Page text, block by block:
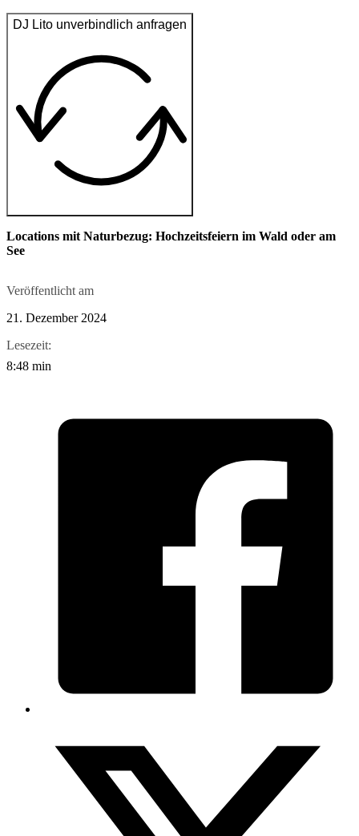
DJ Lito unverbindlich anfragen
Locations mit Naturbezug: Hochzeitsfeiern im Wald oder am
See
Veröffentlicht am
21. Dezember 2024
Lesezeit:
8:48 min